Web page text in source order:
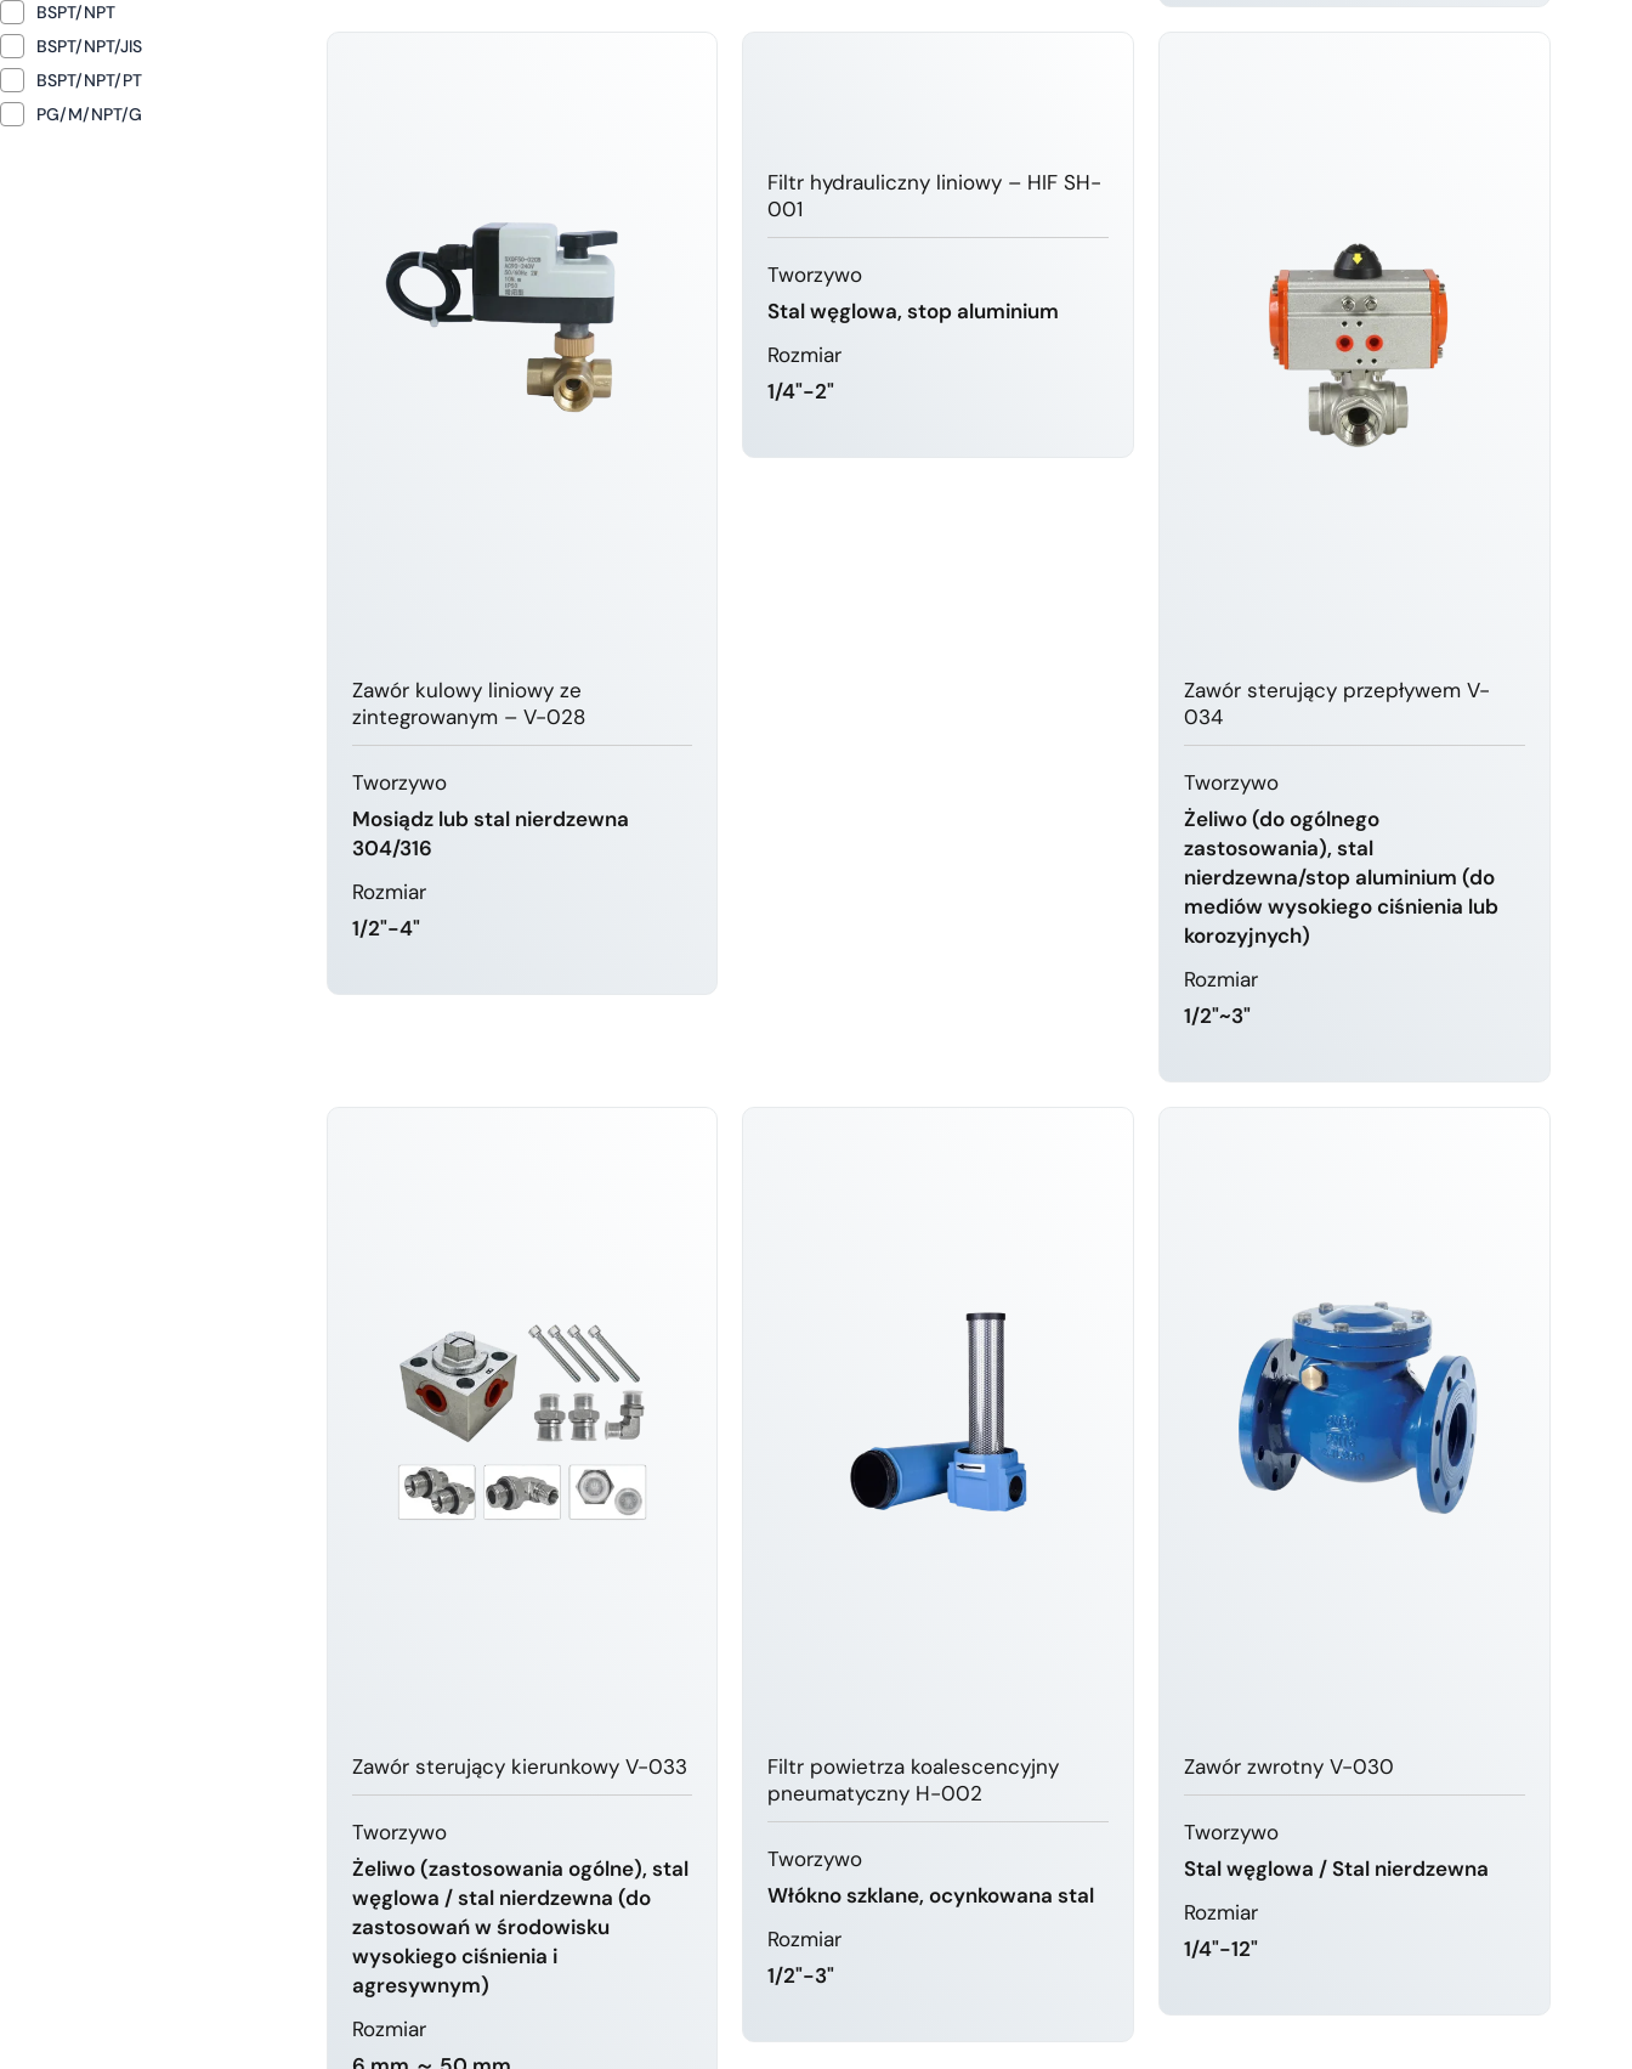
BSPT/NPT
BSPT/NPT/JIS
BSPT/NPT/PT
PG/M/NPT/G
DOWIEDZ SIĘ WIĘCEJ
Zawór kulowy liniowy ze
zintegrowanym – V-028
Tworzywo
Mosiądz lub stal nierdzewna
304/316
Rozmiar
1/2"-4"
Filtr hydrauliczny liniowy – HIF SH-
001
Tworzywo
Stal węglowa, stop aluminium
Rozmiar
1/4"-2"
Zawór sterujący przepływem V-
034
Tworzywo
Żeliwo (do ogólnego
zastosowania), stal
nierdzewna/stop aluminium (do
mediów wysokiego ciśnienia lub
korozyjnych)
Rozmiar
1/2"~3"
DOWIEDZ SIĘ WIĘCEJ
Zawór sterujący kierunkowy V-033
Tworzywo
Żeliwo (zastosowania ogólne), stal
węglowa / stal nierdzewna (do
zastosowań w środowisku
wysokiego ciśnienia i
agresywnym)
Rozmiar
Filtr powietrza koalescencyjny
pneumatyczny H-002
Tworzywo
Włókno szklane, ocynkowana stal
Rozmiar
1/2"-3"
Zawór zwrotny V-030
Tworzywo
Stal węglowa / Stal nierdzewna
Rozmiar
1/4"-12"